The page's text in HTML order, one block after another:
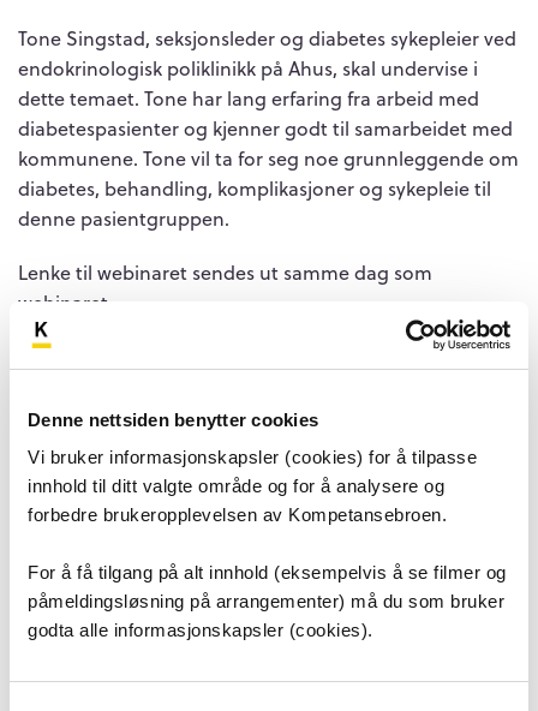
Denne nettsiden benytter cookies
Vi bruker informasjonskapsler (cookies) for å tilpasse
innhold til ditt valgte område og for å analysere og
forbedre brukeropplevelsen av Kompetansebroen.
For å få tilgang på alt innhold (eksempelvis å se filmer og
påmeldingsløsning på arrangementer) må du som bruker
godta alle informasjonskapsler (cookies).
Tone Singstad, seksjonsleder og diabetes sykepleierved
endokrinologisk poliklinikk på Ahus, skal undervise i
dette temaet. Tone har lang erfaring fra arbeid med
diabetespasienter og kjenner godt til samarbeidet med
kommunene. Tone vil ta for seg noe grunnleggende om
diabetes, behandling, komplikasjoner og sykepleie til
denne pasientgruppen.
Lenke til webinaret sendes ut samme dag som
webinaret.
Det kan bli sendt ut en evaluering til deltagerne i
Kompetansebroen Ahus og Ambulerende
sykepleieteam
Alt helsepersonell
Mål for arrangementet